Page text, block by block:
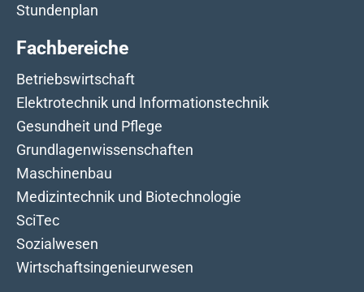
Stundenplan
Fachbereiche
Betriebswirtschaft
Elektrotechnik und Informationstechnik
Gesundheit und Pflege
Grundlagenwissenschaften
Maschinenbau
Medizintechnik und Biotechnologie
SciTec
Sozialwesen
Wirtschaftsingenieurwesen